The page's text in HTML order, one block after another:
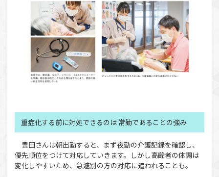
重症化する前に対処できるのは 常勤であることの強み
豊田さんは朝出勤すると、まず夜勤の介護記録を確認し、
優先順位をつけて対応していきます。しかし高齢者の体調は
変化しやすいため、急遽別の方の対応に追われることも。